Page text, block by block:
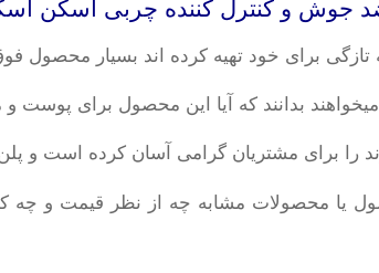
برای خود تهیه کرده اند بسیار محصول
میخواهند بدانند که آیا این محصول برای
را برای مشتریان گرامی آسان کرده است و
یا محصولات مشابه چه از نظر قیمت و چه